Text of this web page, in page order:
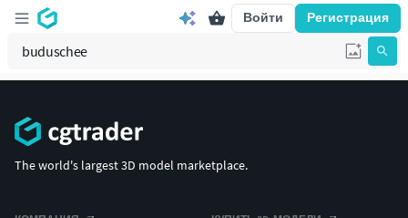
Войти Регистрация
The world's largest 3D model marketplace.